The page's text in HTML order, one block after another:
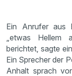
Ein Anrufer aus
„etwas Hellem
berichtet, sagte
Ein Sprecher der
Anhalt sprach